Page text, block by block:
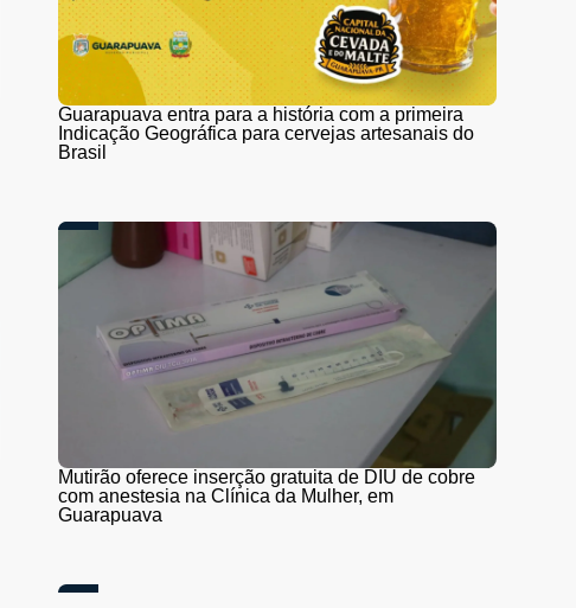
Guarapuava entra para a história com a primeira
Indicação Geográfica para cervejas artesanais do
Brasil
Mutirão oferece inserção gratuita de DIU de cobre
com anestesia na Clínica da Mulher, em
Guarapuava